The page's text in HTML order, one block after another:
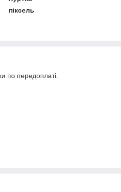
піксель
по передоплаті.